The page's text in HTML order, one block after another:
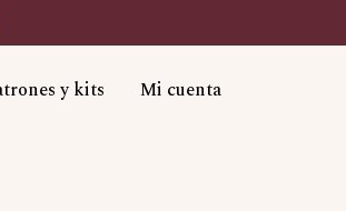
y kits Mi cuenta
electrónico